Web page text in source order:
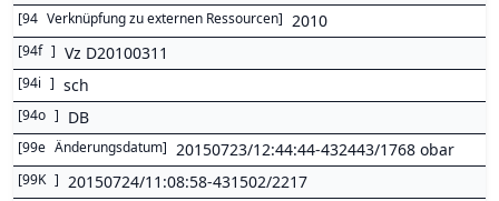
[94 Verknüpfung zu externen Ressourcen] 2010
[94f ] Vz D20100311
[94i ] sch
[94o ] DB
[99e Änderungsdatum] 20150723/12:44:44-432443/1768 obar
[99K ] 20150724/11:08:58-431502/2217